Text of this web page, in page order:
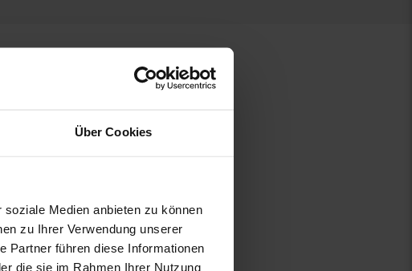
Über Cookies
Medien anbieten zu können
zu Ihrer Verwendung unserer
Partner führen diese Informationen
die sie im Rahmen Ihrer Nutzung